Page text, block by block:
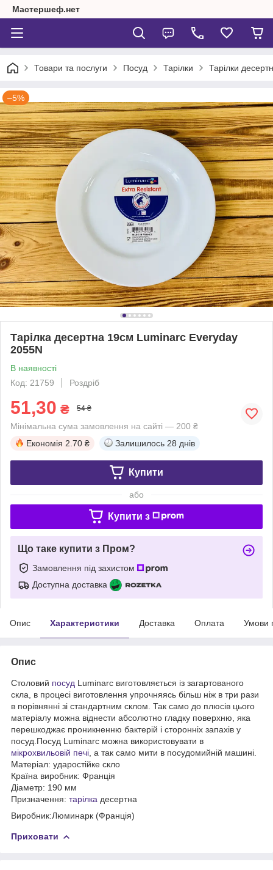
Мастершеф.нет
Товари та послуги Посуд Тарілки Тарілки
–5%
Тарілка десертна 19см Luminarc Everyday
2055N
В наявності
Код: 21759
Роздріб
51,30 ₴ 54 ₴
Мінімальна сума замовлення на сайті — 200 ₴
Економія 2.70 ₴ Залишилось 28 днів
Купити
або
Купити з
Що таке купити з Пром?
Замовлення під захистом
Доступна доставка
Опис Характеристики Доставка Оплата Умови
Опис
Столовий посуд Luminarc виготовляється із загартованого
скла, в процесі виготовлення упрочняясь більш ніж в три рази
в порівнянні зі стандартним склом. Так само до плюсів цього
матеріалу можна віднести абсолютно гладку поверхню, яка
перешкоджає проникненню бактерій і сторонніх запахів у
посуд.Посуд Luminarc можна використовувати в
мікрохвильовій печі , а так само мити в посудомийній машині.
Матеріал: ударостійке скло
Країна виробник: Франція
Діаметр: 190 мм
Призначення: тарілка десертна
Виробник:Люминарк (Франція)
Приховати